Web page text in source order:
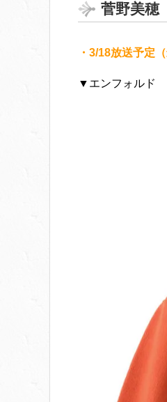
菅野美
・3/18放送予定
▼エンフォルド